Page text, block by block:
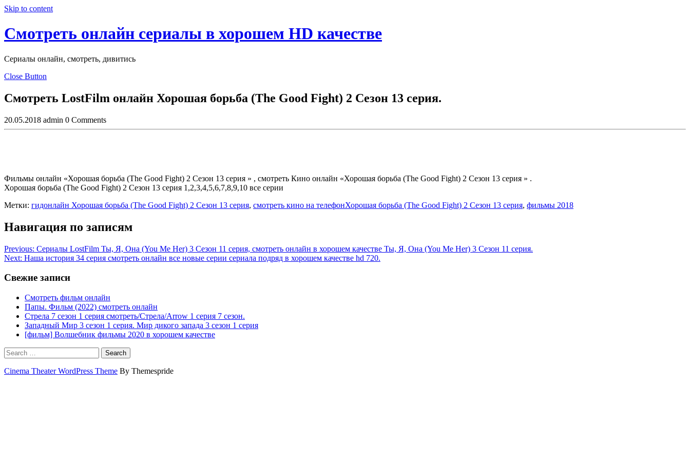
Skip to content
Смотреть онлайн сериалы в хорошем HD качестве
Сериалы онлайн, смотреть, дивитись
Close Button
Смотреть LostFilm онлайн Хорошая борьба (The Good Fight) 2 Сезон 13 серия.
20.05.2018 admin 0 Comments
Фильмы онлайн «Хорошая борьба (The Good Fight) 2 Сезон 13 серия » , смотреть Кино онлайн «Хорошая борьба (The Good Fight) 2 Сезон 13 серия » .
Хорошая борьба (The Good Fight) 2 Сезон 13 серия 1,2,3,4,5,6,7,8,9,10 все серии
Метки: гидонлайн Хорошая борьба (The Good Fight) 2 Сезон 13 серия, смотреть кино на телефонХорошая борьба (The Good Fight) 2 Сезон 13 серия, фильмы 2018
Навигация по записям
Previous: Сериалы LostFilm Ты, Я, Она (You Me Her) 3 Сезон 11 серия, смотреть онлайн в хорошем качестве Ты, Я, Она (You Me Her) 3 Сезон 11 серия.
Next: Наша история 34 серия смотреть онлайн все новые серии сериала подряд в хорошем качестве hd 720.
Свежие записи
Смотреть фильм онлайн
Папы. Фильм (2022) смотреть онлайн
Стрела 7 сезон 1 серия смотреть/Стрела/Arrow 1 серия 7 сезон.
Западный Мир 3 сезон 1 серия. Мир дикого запада 3 сезон 1 серия
[фильм] Волшебник фильмы 2020 в хорошем качестве
Search
Cinema Theater WordPress Theme By Themespride